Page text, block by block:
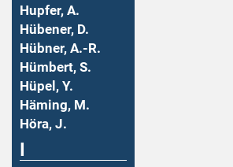
Hupfer, A.
Hübener, D.
Hübner, A.-R.
Hümbert, S.
Hüpel, Y.
Häming, M.
Höra, J.